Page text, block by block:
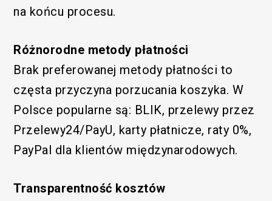
na końcu procesu.
Różnorodne metody płatności
Brak preferowanej metody płatności to
częsta przyczyna porzucania koszyka. W
Polsce popularne są: BLIK, przelewy przez
Przelewy24/PayU, karty płatnicze, raty 0%,
PayPal dla klientów międzynarodowych.
Transparentność kosztów